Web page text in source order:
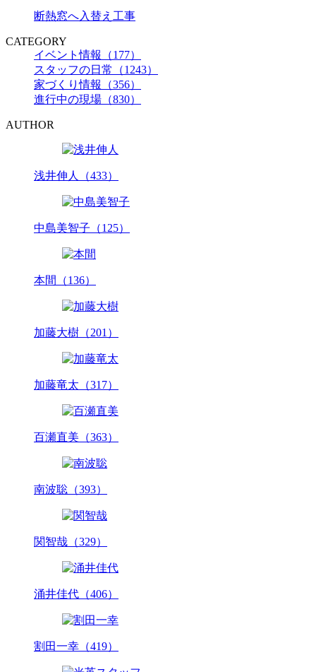
断熱窓へ入替え工事
CATEGORY
イベント情報（177）
スタッフの日常（1243）
家づくり情報（356）
進行中の現場（830）
AUTHOR
浅井伸人（433）
中島美智子（125）
本間（136）
加藤大樹（201）
加藤竜太（317）
百瀬直美（363）
南波聡（393）
関智哉（329）
涌井佳代（406）
割田一幸（419）